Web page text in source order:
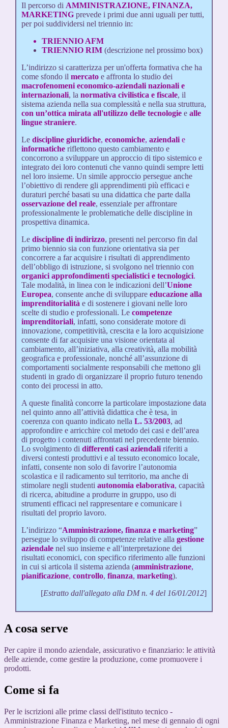
Il percorso di AMMINISTRAZIONE, FINANZA,
MARKETING prevede i primi due anni uguali per tutti,
per poi suddividersi nel triennio in:
TRIENNIO AFM
TRIENNIO RIM (descrizione nel prossimo box)
L’indirizzo si caratterizza per un'offerta formativa che ha
come sfondo il mercato e affronta lo studio dei
macrofenomeni economico-aziendali nazionali e
internazionali, la normativa civilistica e fiscale, il
sistema azienda nella sua complessità e nella sua struttura,
con un’ottica mirata all'utilizzo delle tecnologie e alle
lingue straniere.
Le discipline giuridiche, economiche, aziendali e
informatiche riflettono questo cambiamento e
concorrono a sviluppare un approccio di tipo sistemico e
integrato dei loro contenuti che vanno quindi sempre letti
nel loro insieme. Un simile approccio persegue anche
l’obiettivo di rendere gli apprendimenti più efficaci e
duraturi perché basati su una didattica che parte dalla
osservazione del reale, essenziale per affrontare
professionalmente le problematiche delle discipline in
prospettiva dinamica.
Le discipline di indirizzo, presenti nel percorso fin dal
primo biennio sia con funzione orientativa sia per
concorrere a far acquisire i risultati di apprendimento
dell’obbligo di istruzione, si svolgono nel triennio con
organici approfondimenti specialistici e tecnologici.
Tale modalità, in linea con le indicazioni dell’Unione
Europea, consente anche di sviluppare educazione alla
imprenditorialità e di sostenere i giovani nelle loro
scelte di studio e professionali. Le competenze
imprenditoriali, infatti, sono considerate motore di
innovazione, competitività, crescita e la loro acquisizione
consente di far acquisire una visione orientata al
cambiamento, all’iniziativa, alla creatività, alla mobilità
geografica e professionale, nonché all’assunzione di
comportamenti socialmente responsabili che mettono gli
studenti in grado di organizzare il proprio futuro tenendo
conto dei processi in atto.
A queste finalità concorre la particolare impostazione data
nel quinto anno all’attività didattica che è tesa, in
coerenza con quanto indicato nella L. 53/2003, ad
approfondire e arricchire col metodo dei casi e dell’area
di progetto i contenuti affrontati nel precedente biennio.
Lo svolgimento di differenti casi aziendali riferiti a
diversi contesti produttivi e al tessuto economico locale,
infatti, consente non solo di favorire l’autonomia
scolastica e il radicamento sul territorio, ma anche di
stimolare negli studenti autonomia elaborativa, capacità
di ricerca, abitudine a produrre in gruppo, uso di
strumenti efficaci nel rappresentare e comunicare i
risultati del proprio lavoro.
L’indirizzo “Amministrazione, finanza e marketing”
persegue lo sviluppo di competenze relative alla gestione
aziendale nel suo insieme e all’interpretazione dei
risultati economici, con specifico riferimento alle funzioni
in cui si articola il sistema azienda (amministrazione,
pianificazione, controllo, finanza, marketing).
[Estratto dall'allegato alla DM n. 4 del 16/01/2012]
A cosa serve
Per capire il mondo aziendale, assicurativo e finanziario: le attività
delle aziende, come gestire la produzione, come promuovere i
prodotti.
Come si fa
Per le iscrizioni alle prime classi dell'istituto tecnico -
Amministrazione Finanza e Marketing, nel mese di gennaio di ogni